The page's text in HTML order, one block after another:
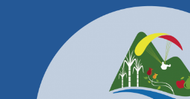
Productos y Servicios
Convocatorias Precalificación